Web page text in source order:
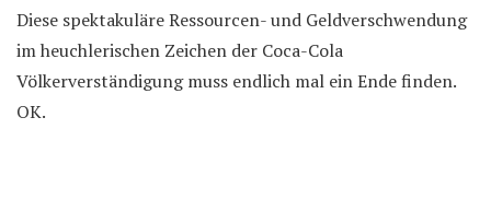
Diese spektakuläre Ressourcen- und Geldverschwendung
im heuchlerischen Zeichen der Coca-Cola
Völkerverständigung muss endlich mal ein Ende finden.
OK.